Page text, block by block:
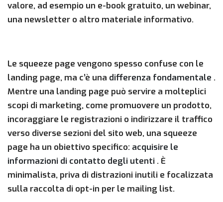
valore, ad esempio un e-book gratuito, un webinar,
una newsletter o altro materiale informativo.
Le squeeze page vengono spesso confuse con le
landing page, ma c’è una differenza fondamentale .
Mentre una landing page può servire a molteplici
scopi di marketing, come promuovere un prodotto,
incoraggiare le registrazioni o indirizzare il traffico
verso diverse sezioni del sito web, una squeeze
page ha un obiettivo specifico: acquisire le
informazioni di contatto degli utenti . È
minimalista, priva di distrazioni inutili e focalizzata
sulla raccolta di opt-in per le mailing list.